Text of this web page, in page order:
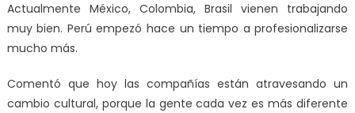
Actualmente México, Colombia, Brasil vienen trabajando
muy bien. Perú empezó hace un tiempo a profesionalizarse
mucho más.
Comentó que hoy las compañías están atravesando un
cambio cultural, porque la gente cada vez es más diferente